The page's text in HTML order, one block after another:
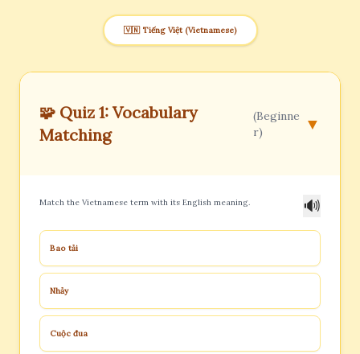
🇻🇳 Tiếng Việt (Vietnamese)
🧩 Quiz 1: Vocabulary
Matching
(Beginne
r)
▼
Match the Vietnamese term with its English meaning. 🔊
Bao tải
Nhảy
Cuộc đua